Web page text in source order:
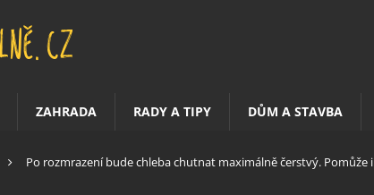
ZAHRADA RADY A TIPY DŮM A STAVBA
Po rozmrazení bude chleba chutnat maximálně čerstvý. Pomůže i